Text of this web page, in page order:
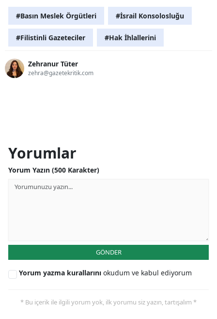
#Basın Meslek Örgütleri #İsrail Konsolosluğu
#Filistinli Gazeteciler #Hak İhlallerini
Zehranur Tüter
zehra@gazetekritik.com
Yorumlar
Yorum Yazın (500 Karakter)
GÖNDER
Yorum yazma kurallarını okudum ve kabul ediyorum
* Bu içerik ile ilgili yorum yok, ilk yorumu siz yazın, tartışalım *